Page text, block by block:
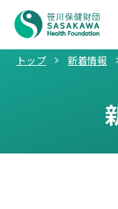
トップ 新着情報